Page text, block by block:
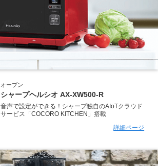
オーブン
シャープヘルシオ AX-XW500-R
音声で設定ができる！シャープ独自のAIoTクラウド
サービス「COCORO KITCHEN」搭載
詳細ページ